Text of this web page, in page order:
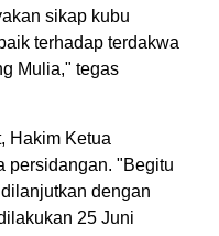
sikap kubu
terhadap terdakwa
Mulia," tegas
Hakim Ketua
persidangan. "Begitu
dengan
25 Juni